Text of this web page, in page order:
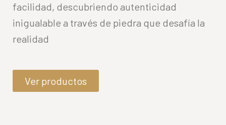
facilidad, descubriendo autenticidad
inigualable a través de piedra que desafía la
realidad
Ver productos